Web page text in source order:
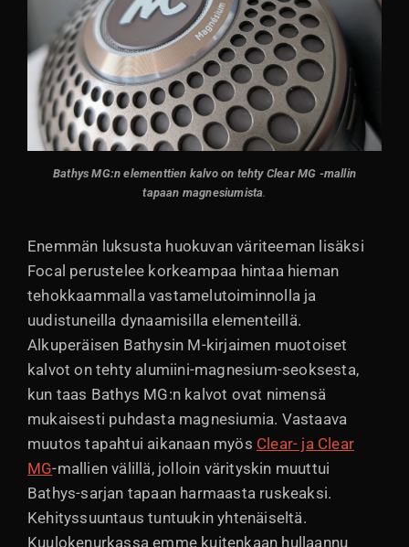
Bathys MG:n elementtien kalvo on tehty Clear MG -mallin
tapaan magnesiumista.
Enemmän luksusta huokuvan väriteeman lisäksi
Focal perustelee korkeampaa hintaa hieman
tehokkaammalla vastamelutoiminnolla ja
uudistuneilla dynaamisilla elementeillä.
Alkuperäisen Bathysin M-kirjaimen muotoiset
kalvot on tehty alumiini-magnesium-seoksesta,
kun taas Bathys MG:n kalvot ovat nimensä
mukaisesti puhdasta magnesiumia. Vastaava
muutos tapahtui aikanaan myös Clear- ja Clear
MG-mallien välillä, jolloin värityskin muuttui
Bathys-sarjan tapaan harmaasta ruskeaksi.
Kehityssuuntaus tuntuukin yhtenäiseltä.
Kuulokenurkassa emme kuitenkaan hullaannu